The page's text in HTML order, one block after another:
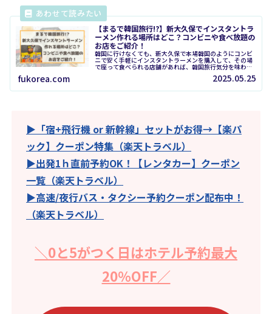
【まるで韓国旅行!?】新大久保でインスタントラ
ーメン作れる場所はどこ？コンビニや食べ放題の
お店をご紹介！
韓国に行けなくても、新大久保で本場韓国のようにコンビ
ニで安く手軽にインスタントラーメンを購入して、その場
で座って食べられる店舗があれば、韓国旅行気分を味わえ
fukorea.com 2025.05.25
▶「宿+飛行機 or 新幹線」セットがお得→【楽パ
ック】クーポン特集（楽天トラベル）
▶出発1ｈ直前予約OK！【レンタカー】クーポン
一覧（楽天トラベル）
▶高速/夜行バス・タクシー予約クーポン配布中！
（楽天トラベル）
＼0と5がつく日はホテル予約最大
20％OFF／